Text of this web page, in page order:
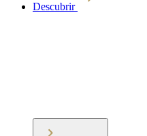
Descubrir